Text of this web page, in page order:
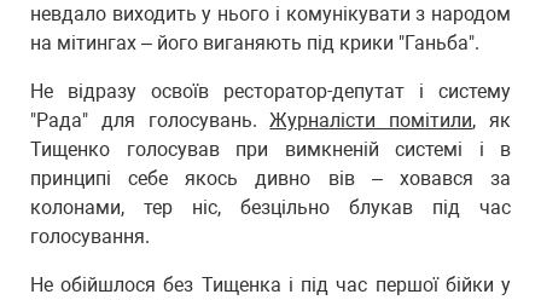
невдало виходить у нього і комунікувати з народом
на мітингах – його виганяють під крики "Ганьба".
Не відразу освоїв ресторатор-депутат і систему
"Рада" для голосувань.Журналісти помітили, як
Тищенко голосував при вимкненій системі і в
принципі себе якось дивно вів – ховався за
колонами, тер ніс, безцільно блукав під час
голосування.
Не обійшлося без Тищенка і під час першої бійки у